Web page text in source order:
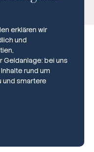
erklären wir
und
bei uns
rund um
und smartere